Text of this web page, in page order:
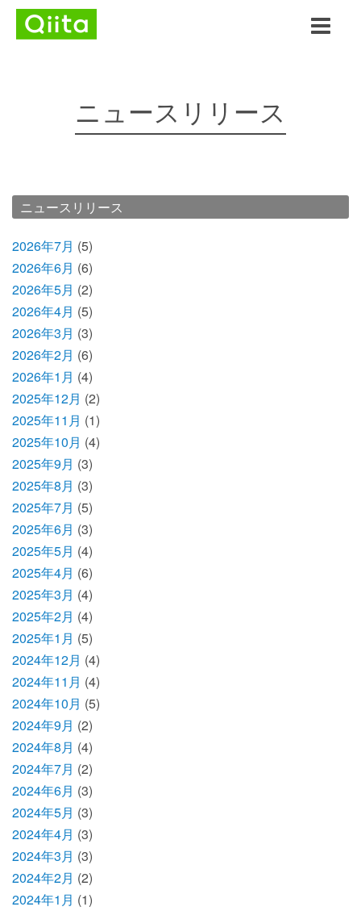
ニュースリリース
ニュースリリース
2026年7月 (5)
2026年6月 (6)
2026年5月 (2)
2026年4月 (5)
2026年3月 (3)
2026年2月 (6)
2026年1月 (4)
2025年12月 (2)
2025年11月 (1)
2025年10月 (4)
2025年9月 (3)
2025年8月 (3)
2025年7月 (5)
2025年6月 (3)
2025年5月 (4)
2025年4月 (6)
2025年3月 (4)
2025年2月 (4)
2025年1月 (5)
2024年12月 (4)
2024年11月 (4)
2024年10月 (5)
2024年9月 (2)
2024年8月 (4)
2024年7月 (2)
2024年6月 (3)
2024年5月 (3)
2024年4月 (3)
2024年3月 (3)
2024年2月 (2)
2024年1月 (1)